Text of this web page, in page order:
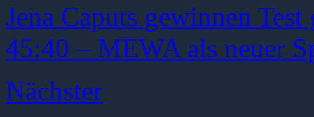
Jena Caputs gewinnen
45:40 – MEWA als neuer
Nächster